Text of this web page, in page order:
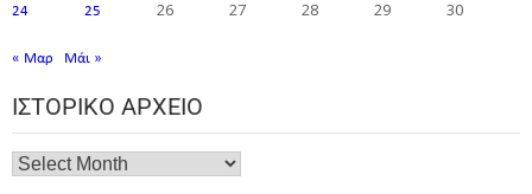
24 25 26 27 28 29 30
« Μαρ Μάι »
ΙΣΤΟΡΙΚΌ ΑΡΧΕΊΟ